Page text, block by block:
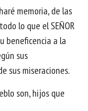
memoria, de las
lo que el SEÑOR
beneficencia a la
sus
sus miseraciones.
son, hijos que